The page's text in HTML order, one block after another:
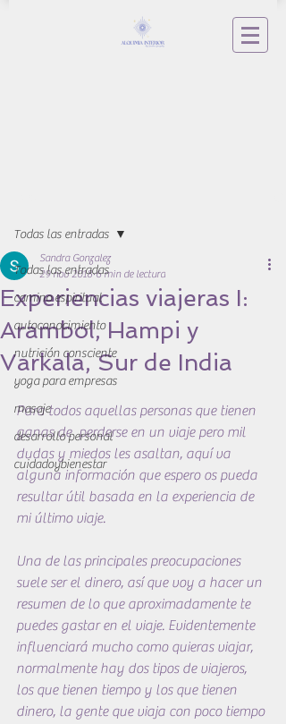
Todas las entradas
camino espiritual
autoconocimiento
nutrición consciente
yoga para empresas
masaje
desarrollo personal
cuidadoybienestar
Todas las entradas
Experiencias viajeras I:
Arambol, Hampi y
Varkala, Sur de India
Sandra Gonzalez
29 nov 2018 6 min de lectura
Para todos aquellas personas que tienen
ganas de  perderse en un viaje pero mil
dudas y miedos les asaltan, aquí va
alguna información que espero os pueda
resultar útil basada en la experiencia de
mi último viaje.
Una de las principales preocupaciones
suele ser el dinero, así que voy a hacer un
resumen de lo que aproximadamente te
puedes gastar en el viaje. Evidentemente
influenciará mucho como quieras viajar,
normalmente hay dos tipos de viajeros,
los que tienen tiempo y los que tienen
dinero, la gente que viaja con poco tiempo